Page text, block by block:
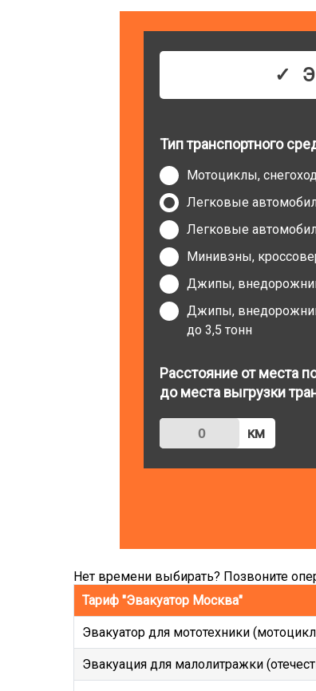
Тип транспортного
Мотоциклы,
Легковые
Легковые
Минивэны,
Джипы,
Джипы,
до 3,5 тонн
Расстояние от места
до места выгрузки
км
Нет времени выбирать? Позвоните
Тариф "Эвакуатор Москва"
Эвакуатор для мототехники
Эвакуация для малолитражки